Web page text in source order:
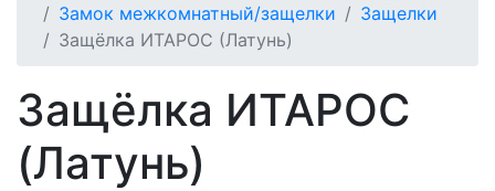
Замок межкомнатный/защелки
Защелки
Защёлка ИТАРОС (Латунь)
Защёлка ИТАРОС
(Латунь)